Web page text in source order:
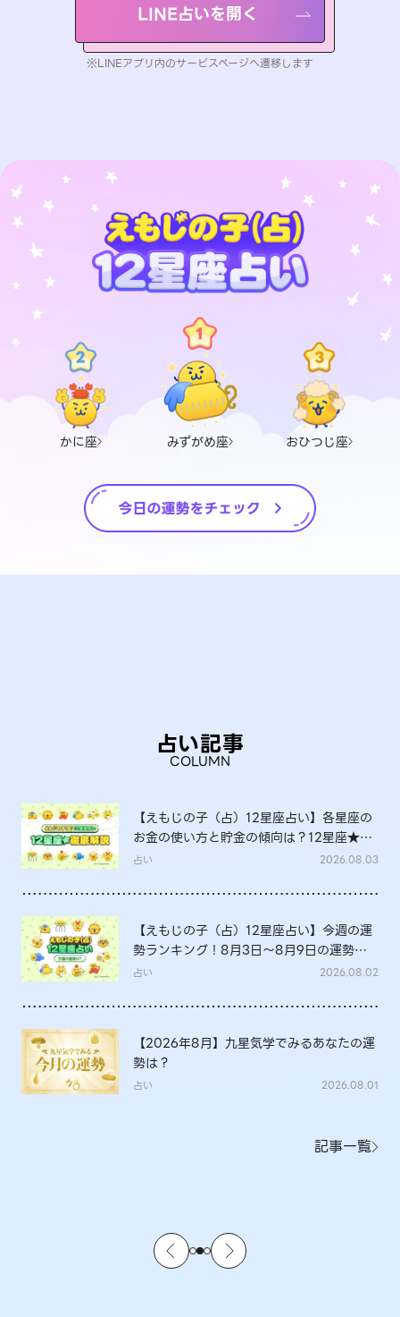
LINE占いを開く
※LINEアプリ内のサービスページへ遷移します
かに座 みずがめ座 おひつじ座
占い記事
COLUMN
【えもじの子（占）12星座占い】各星座の
お金の使い方と貯金の傾向は？12星座★徹
底解説
占い 2026.08.03
【えもじの子（占）12星座占い】今週の運
勢ランキング！8月3日～8月9日の運勢
は？
占い 2026.08.02
【2026年8月】九星気学でみるあなたの運
勢は？
占い 2026.08.01
記事一覧